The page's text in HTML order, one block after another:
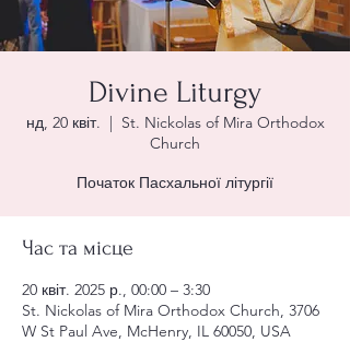
Divine Liturgy
нд, 20 квіт.
  |
St. Nickolas of Mira Orthodox
Church
Початок Пасхальної літургії
Час та місце
20 квіт. 2025 р., 00:00 – 3:30
St. Nickolas of Mira Orthodox Church, 3706
W St Paul Ave, McHenry, IL 60050, USA